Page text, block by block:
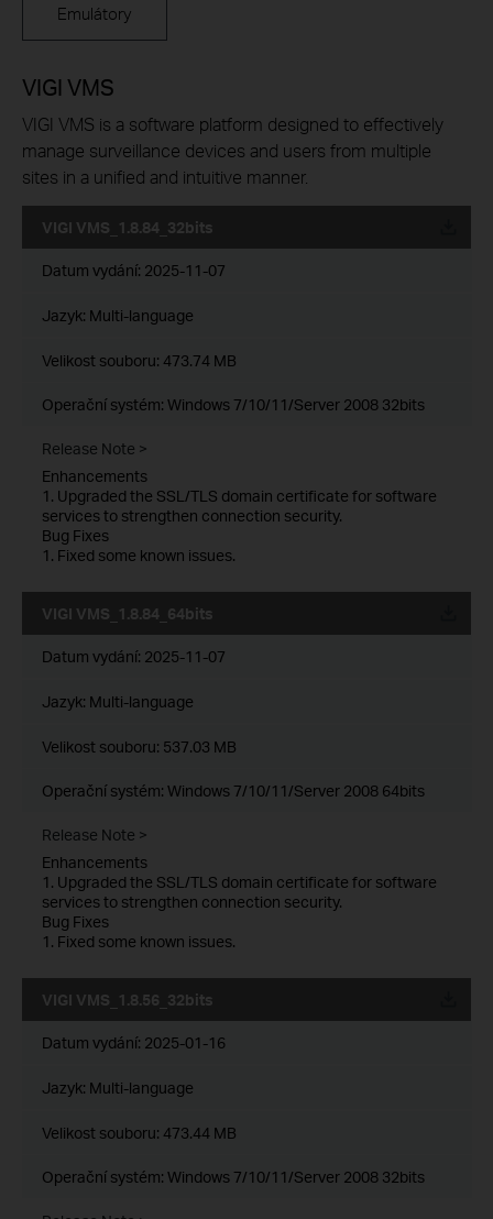
Emulátory
VIGI VMS
VIGI VMS is a software platform designed to effectively
manage surveillance devices and users from multiple
sites in a unified and intuitive manner.
VIGI VMS_1.8.84_32bits
Datum vydání: 2025-11-07
Jazyk: Multi-language
Velikost souboru: 473.74 MB
Operační systém: Windows 7/10/11/Server 2008 32bits
Release Note >
Enhancements
1. Upgraded the SSL/TLS domain certificate for software
services to strengthen connection security.
Bug Fixes
1. Fixed some known issues.
VIGI VMS_1.8.84_64bits
Datum vydání: 2025-11-07
Jazyk: Multi-language
Velikost souboru: 537.03 MB
Operační systém: Windows 7/10/11/Server 2008 64bits
Release Note >
Enhancements
1. Upgraded the SSL/TLS domain certificate for software
services to strengthen connection security.
Bug Fixes
1. Fixed some known issues.
VIGI VMS_1.8.56_32bits
Datum vydání: 2025-01-16
Jazyk: Multi-language
Velikost souboru: 473.44 MB
Operační systém: Windows 7/10/11/Server 2008 32bits